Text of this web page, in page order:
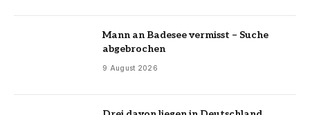
Mann an Badesee vermisst – Suche
abgebrochen
9 August 2026